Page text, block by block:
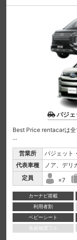
バジェ
Best Price rentacarは全
...
営業所
バジェット
代表車種
ノア、デリ
定員
×7
カーナビ搭載
利用者割
ベビーシート
免責補償フル